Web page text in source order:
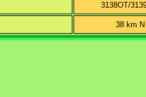
3138OT/
38 km N